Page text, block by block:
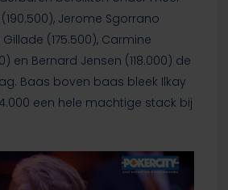
Jerome Sgorrano
(175.500), Carmine
en Bernard Jensen (118.000) de
Baas boven baas bleek Ilkay
een hele machtige stack bij